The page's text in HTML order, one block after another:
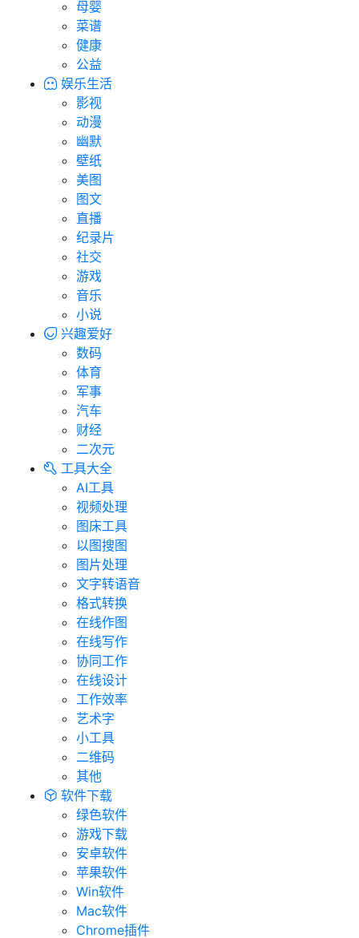
母婴
菜谱
健康
公益
娱乐生活
影视
动漫
幽默
壁纸
美图
图文
直播
纪录片
社交
游戏
音乐
小说
兴趣爱好
数码
体育
军事
汽车
财经
二次元
工具大全
AI工具
视频处理
图床工具
以图搜图
图片处理
文字转语音
格式转换
在线作图
在线写作
协同工作
在线设计
工作效率
艺术字
小工具
二维码
其他
软件下载
绿色软件
游戏下载
安卓软件
苹果软件
Win软件
Mac软件
Chrome插件